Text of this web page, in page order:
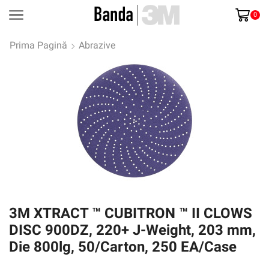
0
Prima Pagină Abrazive
3M XTRACT ™ CUBITRON ™ II CLOWS
DISC 900DZ, 220+ J-Weight, 203 mm,
Die 800lg, 50/Carton, 250 EA/Case